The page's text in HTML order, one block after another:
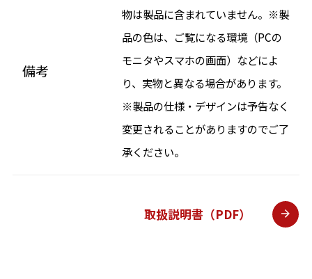
備考
物は製品に含まれていません。※製
品の色は、ご覧になる環境（PCの
モニタやスマホの画面）などによ
り、実物と異なる場合があります。
※製品の仕様・デザインは予告なく
変更されることがありますのでご了
承ください。
取扱説明書（PDF）